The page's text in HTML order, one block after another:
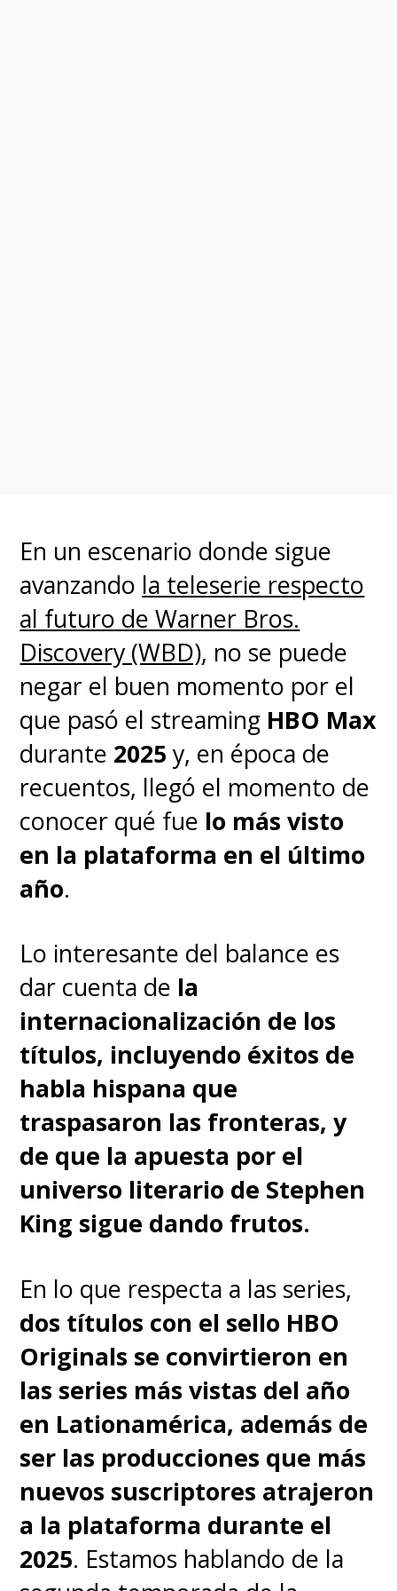
Cruzado Encapotado, con el
ascenso de "Cobblepot" al
poder en el mundo criminal de
Gotham.
Sumándose series
como"Peacemaker"y películas
como "Batgirl",el Universo DC
se expande en el streaming para
explorar los distintos rincones
de su multiverso y, de paso,
HBO Max. Al final, esa es la
única meta.
En un escenario donde sigue
avanzando la teleserie respecto
al futuro de Warner Bros.
Discovery (WBD), no se puede
negar el buen momento por el
que pasó el streaming HBO Max
durante 2025 y, en época de
recuentos, llegó el momento de
conocer qué fue lo más visto
en la plataforma en el último
año.
Lo interesante del balance es
dar cuenta de la
internacionalización de los
títulos, incluyendo éxitos de
habla hispana que
traspasaron las fronteras, y
de que la apuesta por el
universo literario de Stephen
King sigue dando frutos.
En lo que respecta a las series,
dos títulos con el sello HBO
Originals se convirtieron en
las series más vistas del año
en Lationamérica, además de
ser las producciones que más
nuevos suscriptores atrajeron
a la plataforma durante el
2025. Estamos hablando de la